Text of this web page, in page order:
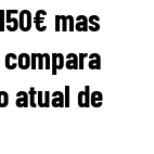
mas
atual de